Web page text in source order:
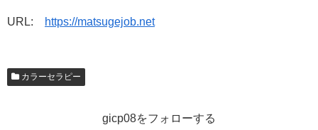
URL: https://matsugejob.net
カラーセラピー
gicp08をフォローする